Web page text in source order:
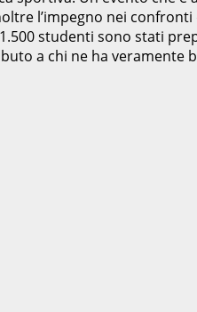
l’impegno nei
studenti sono stati
a chi ne ha veramente